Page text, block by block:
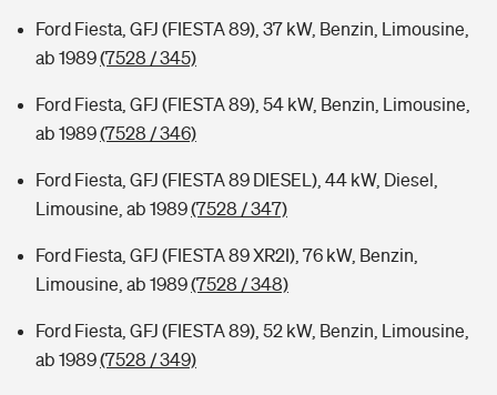
Ford Fiesta, GFJ (FIESTA 89), 37 kW, Benzin, Limousine,
ab 1989(7528 / 345)
Ford Fiesta, GFJ (FIESTA 89), 54 kW, Benzin, Limousine,
ab 1989(7528 / 346)
Ford Fiesta, GFJ (FIESTA 89 DIESEL), 44 kW, Diesel,
Limousine, ab 1989(7528 / 347)
Ford Fiesta, GFJ (FIESTA 89 XR2I), 76 kW, Benzin,
Limousine, ab 1989(7528 / 348)
Ford Fiesta, GFJ (FIESTA 89), 52 kW, Benzin, Limousine,
ab 1989(7528 / 349)